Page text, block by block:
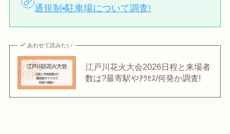
通規制•駐車場について調査!
あわせて読みたい
江戸川花火大会2026日程と来場者
数は?最寄駅やｱｸｾｽ/何発か調査!